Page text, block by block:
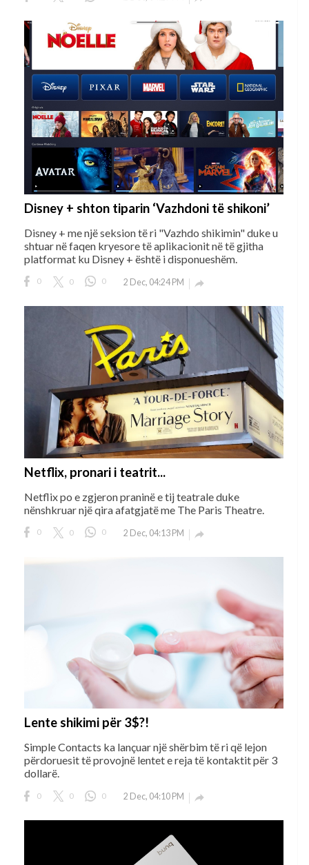
Disney + shton tiparin ‘Vazhdoni të shikoni’
Disney + me një seksion të ri "Vazhdo shikimin" duke u
shtuar në faqen kryesore të aplikacionit në të gjitha
platformat ku Disney + është i disponueshëm.
0 0 0 2 Dec, 04:24 PM 
Netflix, pronari i teatrit...
Netflix po e zgjeron praninë e tij teatrale duke
nënshkruar një qira afatgjatë me The Paris Theatre.
0 0 0 2 Dec, 04:13 PM 
Lente shikimi për 3$?!
Simple Contacts ka lançuar një shërbim të ri që lejon
përdoruesit të provojnë lentet e reja të kontaktit për 3
dollarë.
0 0 0 2 Dec, 04:10 PM 